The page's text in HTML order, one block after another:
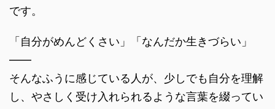
です。
「自分がめんどくさい」「なんだか生きづらい」
――
そんなふうに感じている人が、少しでも自分を理解
し、やさしく受け入れられるような言葉を綴ってい